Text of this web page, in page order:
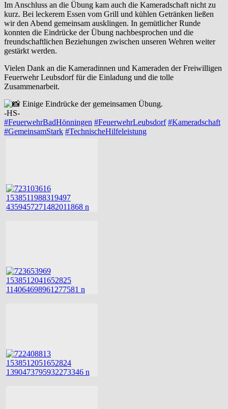
Im Anschluss an die Übung kam auch die Kameradschaft nicht zu
kurz. Bei leckerem Essen vom Grill und kühlen Getränken ließen
wir den Abend gemeinsam ausklingen. In gemütlicher Runde
konnten die Eindrücke der Übung nachbesprochen und die
freundschaftlichen Beziehungen zwischen unseren Wehren weiter
gestärkt werden.
Vielen Dank an die Kameradinnen und Kameraden der Freiwilligen
Feuerwehr Leubsdorf für die Einladung und die tolle
Zusammenarbeit.
Einige Eindrücke der gemeinsamen Übung.
-HS-
#FeuerwehrBadHönningen #FeuerwehrLeubsdorf #Kameradschaft
#GemeinsamStark #TechnischeHilfeleistung